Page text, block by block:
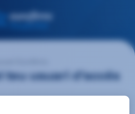
teu usuari d'accés